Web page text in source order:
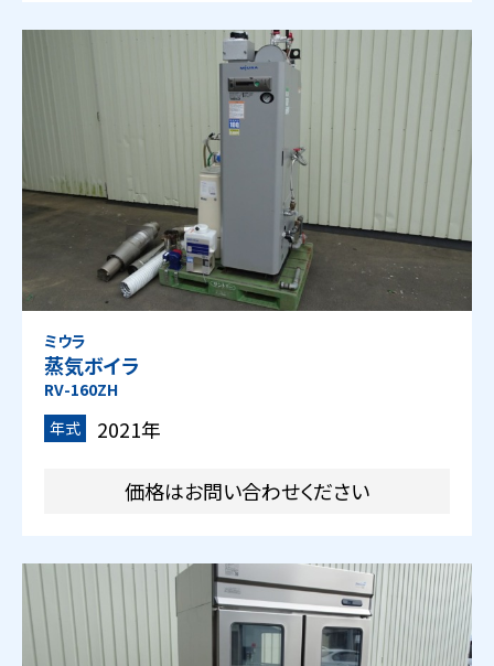
ミウラ
蒸気ボイラ
RV-160ZH
年式
2021年
価格はお問い合わせください